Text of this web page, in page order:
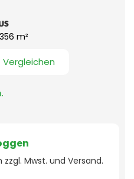
m²
Vergleichen
Mwst. und Versand.